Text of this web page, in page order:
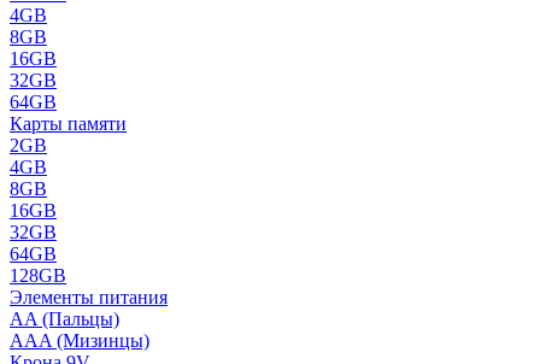
4GB
8GB
16GB
32GB
64GB
Карты памяти
2GB
4GB
8GB
16GB
32GB
64GB
128GB
Элементы питания
AA (Пальцы)
AAA (Мизинцы)